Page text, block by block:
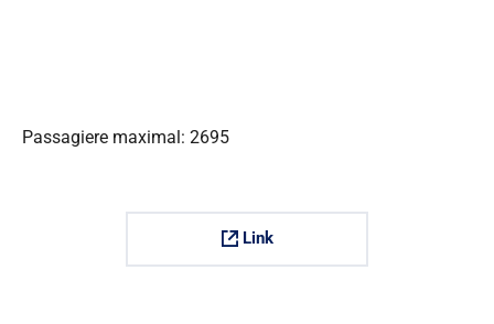
Passagiere maximal: 2695
Link